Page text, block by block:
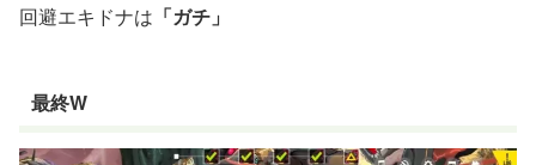
回避エキドナは 「ガチ」
最終W